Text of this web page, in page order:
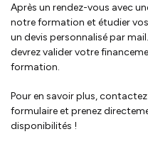
Après un rendez-vous avec
notre formation et étudier
un devis personnalisé par
devrez valider votre
formation.
Pour en savoir plus,
formulaire et prenez
disponibilités !